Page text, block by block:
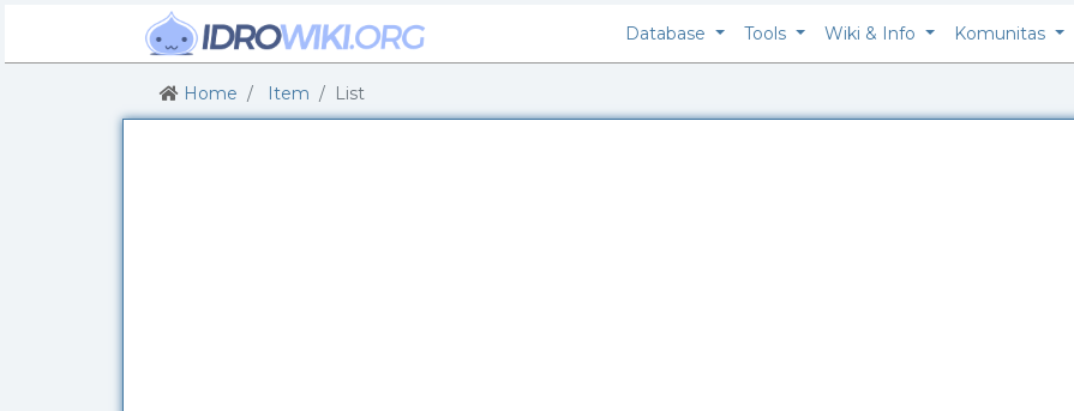
Database Tools Wiki & Info Komunitas
Home Item List